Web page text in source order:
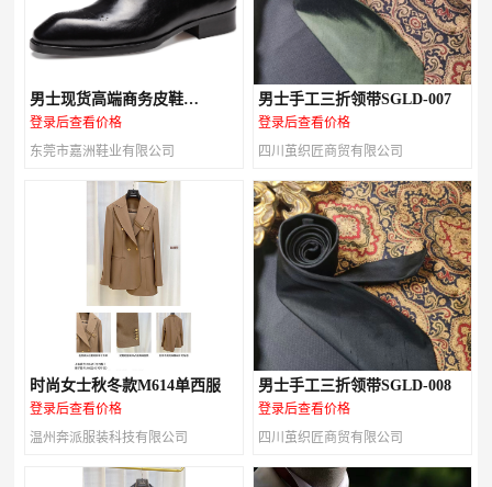
男士现货高端商务皮鞋
M147A03
登录后查看价格
东莞市嘉洲鞋业有限公司
男士手工三折领带SGLD-007
登录后查看价格
四川茧织匠商贸有限公司
时尚女士秋冬款M614单西服
登录后查看价格
温州奔派服装科技有限公司
男士手工三折领带SGLD-008
登录后查看价格
四川茧织匠商贸有限公司